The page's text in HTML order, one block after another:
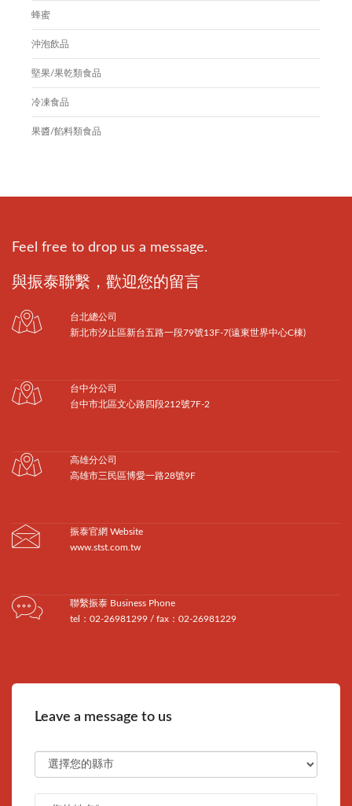
蜂蜜
沖泡飲品
堅果/果乾類食品
冷凍食品
果醬/餡料類食品
Feel free to drop us a message.
與振泰聯繫，歡迎您的留言
台北總公司
新北市汐止區新台五路一段79號13F-7(遠東世界中心C棟)
台中分公司
台中市北區文心路四段212號7F-2
高雄分公司
高雄市三民區博愛一路28號9F
振泰官網 Website
www.stst.com.tw
聯繫振泰 Business Phone
tel：02-26981299 / fax：02-26981229
Leave a message to us